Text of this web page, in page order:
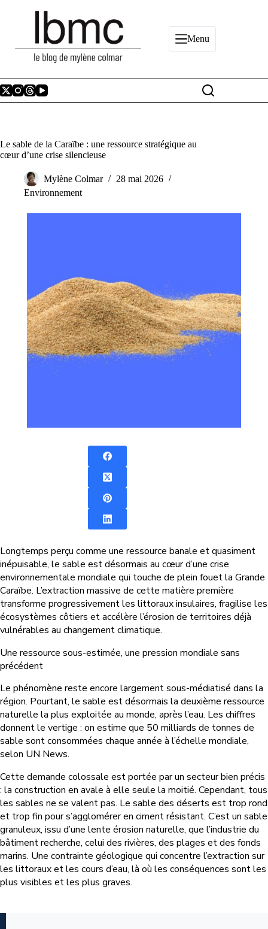
Menu
Le sable de la Caraïbe : une ressource stratégique au
cœur d’une crise silencieuse
Mylène Colmar
28 mai 2026
Environnement
Longtemps perçu comme une ressource banale et quasiment
inépuisable, le sable est désormais au cœur d’une crise
environnementale mondiale qui touche de plein fouet la Grande
Caraïbe. L’extraction massive de cette matière première
transforme progressivement les littoraux insulaires, fragilise les
écosystèmes côtiers et accélère l’érosion de territoires déjà
vulnérables au changement climatique.
Une ressource sous-estimée, une pression mondiale sans
précédent
Le phénomène reste encore largement sous-médiatisé dans la
région. Pourtant, le sable est désormais la deuxième ressource
naturelle la plus exploitée au monde, après l’eau. Les chiffres
donnent le vertige : on estime que 50 milliards de tonnes de
sable sont consommées chaque année à l’échelle mondiale,
selon UN News.
Cette demande colossale est portée par un secteur bien précis
: la construction en avale à elle seule la moitié. Cependant, tous
les sables ne se valent pas. Le sable des déserts est trop rond
et trop fin pour s’agglomérer en ciment résistant. C’est un sable
granuleux, issu d’une lente érosion naturelle, que l’industrie du
bâtiment recherche, celui des rivières, des plages et des fonds
marins. Une contrainte géologique qui concentre l’extraction sur
les littoraux et les cours d’eau, là où les conséquences sont les
plus visibles et les plus graves.